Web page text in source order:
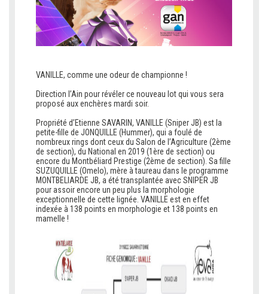
VANILLE, comme une odeur de championne !
Direction l’Ain pour révéler ce nouveau lot qui vous sera
proposé aux enchères mardi soir.
Propriété d’Etienne SAVARIN, VANILLE (Sniper JB) est la
petite-fille de JONQUILLE (Hummer), qui a foulé de
nombreux rings dont ceux du Salon de l’Agriculture (2ème
de section), du National en 2019 (1ère de section) ou
encore du Montbéliard Prestige (2ème de section). Sa fille
SUZUQUILLE (Omelo), mère à taureau dans le programme
MONTBELIARDE JB, a été transplantée avec SNIPER JB
pour assoir encore un peu plus la morphologie
exceptionnelle de cette lignée. VANILLE est en effet
indexée à 138 points en morphologie et 138 points en
mamelle !